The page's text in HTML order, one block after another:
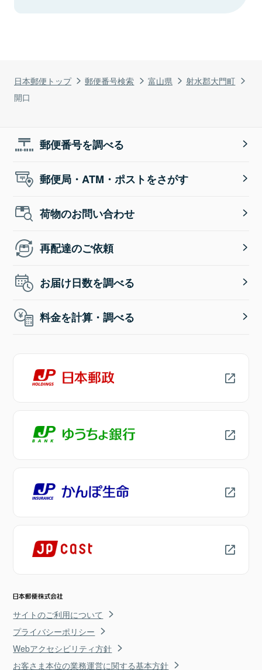
日本郵便トップ 郵便番号検索 富山県
射水郡大門町
開口
郵便番号を調べる
郵便局・ATM・ポストをさがす
荷物のお問い合わせ
再配達のご依頼
お届け日数を調べる
料金を計算・調べる
サイトのご利用について
プライバシーポリシー
Webアクセシビリティ方針
お客さま本位の業務運営に関する基本方針